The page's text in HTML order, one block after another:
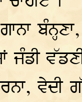
ਜੰਡੀ
ਵੇਦੀ